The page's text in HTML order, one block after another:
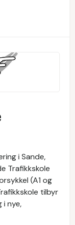
i Sande,
Trafikkskole
(A1 og
tilbyr
i nye,